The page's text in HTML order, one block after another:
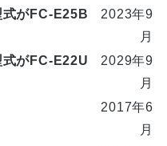
がFC-E25B
2023年9
月
がFC-E22U
2029年9
月
2017年6
月